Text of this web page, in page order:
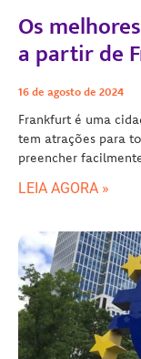
Os
a partir de
16 de agosto de 2024
Frankfurt é uma
tem atrações para
preencher
LEIA AGORA »